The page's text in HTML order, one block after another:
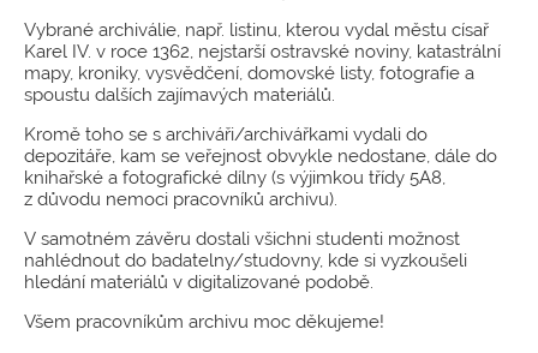
Vybrané archiválie, např. listinu, kterou vydal městu císař
Karel IV. v roce 1362, nejstarší ostravské noviny, katastrální
mapy, kroniky, vysvědčení, domovské listy, fotografie a
spoustu dalších zajímavých materiálů.
Kromě toho se s archiváři/archivářkami vydali do
depozitáře, kam se veřejnost obvykle nedostane, dále do
knihařské a fotografické dílny (s výjimkou třídy 5A8,
z důvodu nemoci pracovníků archivu).
V samotném závěru dostali všichni studenti možnost
nahlédnout do badatelny/studovny, kde si vyzkoušeli
hledání materiálů v digitalizované podobě.
Všem pracovníkům archivu moc děkujeme!